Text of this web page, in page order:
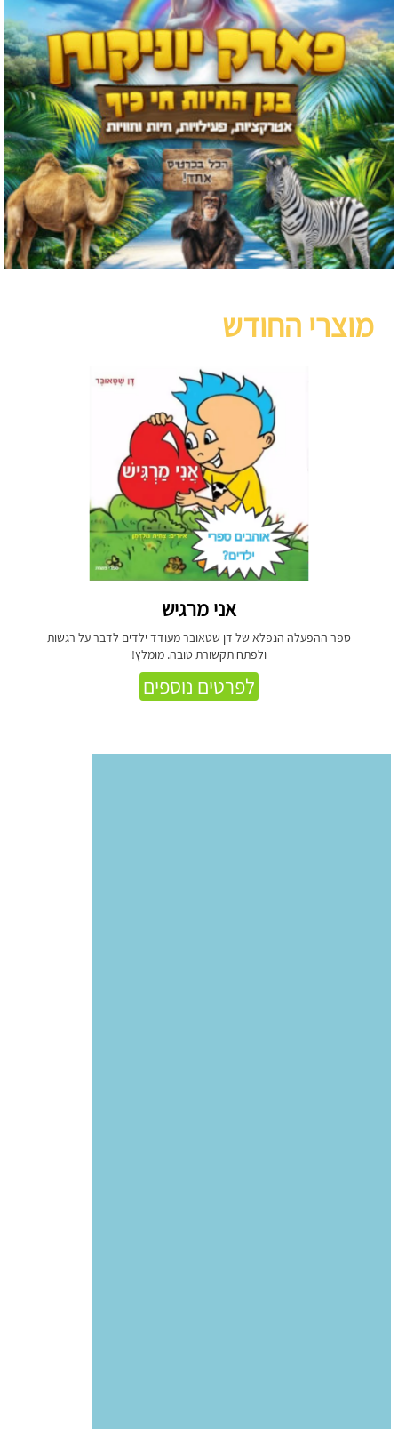
מוצרי החודש
אני מרגיש
ספר ההפעלה הנפלא של דן שטאובר מעודד ילדים לדבר על רגשות
ולפתח תקשורת טובה. מומלץ!
לפרטים נוספים